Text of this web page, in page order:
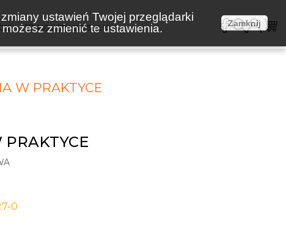
ustawień Twojej przeglądarki
zmienić te ustawienia.
Zamknij
KOSZTY WYSYŁKI
W PRAKTYCE
0